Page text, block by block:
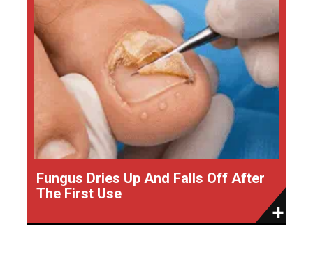
Fungus Dries Up And Falls Off After
The First Use